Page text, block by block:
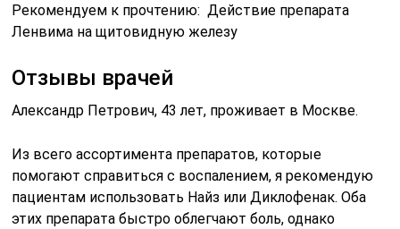
Рекомендуем к прочтению: Действие препарата
Ленвима на щитовидную железу
Отзывы врачей
Александр Петрович, 43 лет, проживает в Москве.
Из всего ассортимента препаратов, которые
помогают справиться с воспалением, я рекомендую
пациентам использовать Найз или Диклофенак. Оба
этих препарата быстро облегчают боль, однако